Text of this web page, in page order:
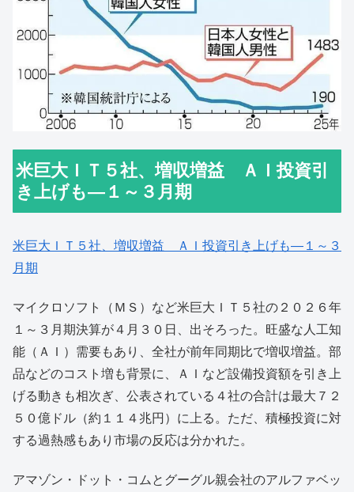
米巨大ＩＴ５社、増収増益 ＡＩ投資引
き上げも―１～３月期
米巨大ＩＴ５社、増収増益 ＡＩ投資引き上げも―１～３
月期
マイクロソフト（ＭＳ）など米巨大ＩＴ５社の２０２６年
１～３月期決算が４月３０日、出そろった。旺盛な人工知
能（ＡＩ）需要もあり、全社が前年同期比で増収増益。部
品などのコスト増も背景に、ＡＩなど設備投資額を引き上
げる動きも相次ぎ、公表されている４社の合計は最大７２
５０億ドル（約１１４兆円）に上る。ただ、積極投資に対
する過熱感もあり市場の反応は分かれた。
アマゾン・ドット・コムとグーグル親会社のアルファベッ